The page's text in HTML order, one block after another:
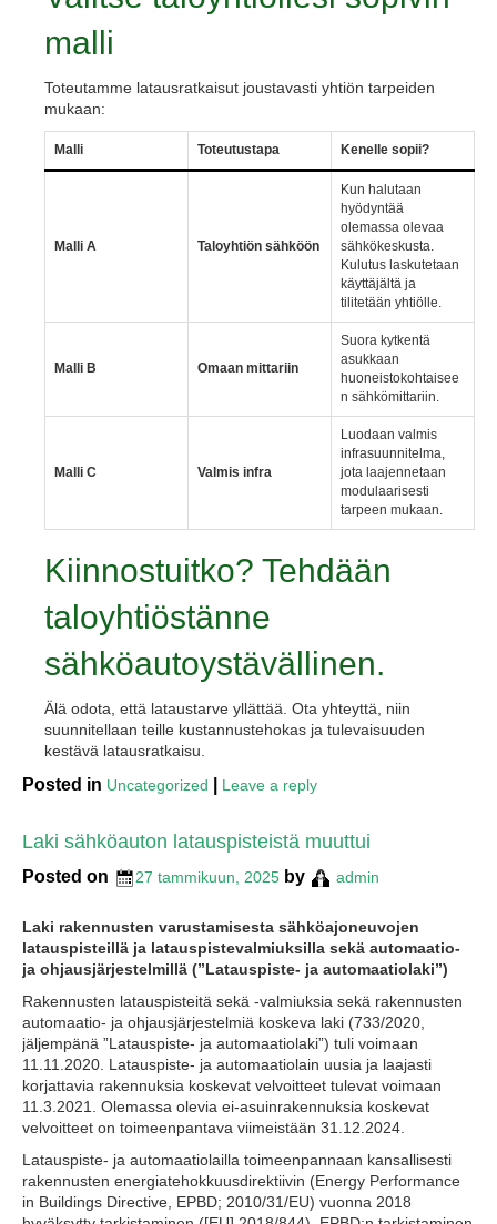
malli
Toteutamme latausratkaisut joustavasti yhtiön tarpeiden
mukaan:
Malli Toteutustapa Kenelle sopii?
Malli A Taloyhtiön sähköön
Kun halutaan
hyödyntää
olemassa olevaa
sähkökeskusta.
Kulutus laskutetaan
käyttäjältä ja
tilitetään yhtiölle.
Malli B Omaan mittariin
Suora kytkentä
asukkaan
huoneistokohtaisee
n sähkömittariin.
Malli C Valmis infra
Luodaan valmis
infrasuunnitelma,
jota laajennetaan
modulaarisesti
tarpeen mukaan.
Kiinnostuitko? Tehdään
taloyhtiöstänne
sähköautoystävällinen.
Älä odota, että lataustarve yllättää. Ota yhteyttä, niin
suunnitellaan teille kustannustehokas ja tulevaisuuden
kestävä latausratkaisu.
Posted in Uncategorized Leave a reply
Laki sähköauton latauspisteistä muuttui
Posted on 27 tammikuun, 2025 by admin
Laki rakennusten varustamisesta sähköajoneuvojen
latauspisteillä ja latauspistevalmiuksilla sekä automaatio-
ja ohjausjärjestelmillä (”Latauspiste- ja automaatiolaki”)
Rakennusten latauspisteitä sekä -valmiuksia sekä rakennusten
automaatio- ja ohjausjärjestelmiä koskeva laki (733/2020,
jäljempänä ”Latauspiste- ja automaatiolaki”) tuli voimaan
11.11.2020. Latauspiste- ja automaatiolain uusia ja laajasti
korjattavia rakennuksia koskevat velvoitteet tulevat voimaan
11.3.2021. Olemassa olevia ei-asuinrakennuksia koskevat
velvoitteet on toimeenpantava viimeistään 31.12.2024.
Latauspiste- ja automaatiolailla toimeenpannaan kansallisesti
rakennusten energiatehokkuusdirektiivin (Energy Performance
in Buildings Directive, EPBD; 2010/31/EU) vuonna 2018